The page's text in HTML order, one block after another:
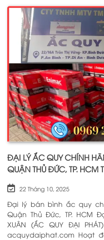
từ các thương hiệu như:
SOLITE, ENIMAC, BOSCH,
ĐẠI LÝ ẮC QUY CHÍNH
QUẬN THỦ ĐỨC, TP. HCM
22 Tháng 10, 2025
Đại lý bán bình ắc quy
Quận Thủ Đức, TP. HCM Đại Lý : CTY TNHH MTV
XUÂN (ẮC QUY ĐẠI PHÁT) SĐT : 0969 200
acquydaiphat.com Hoạt